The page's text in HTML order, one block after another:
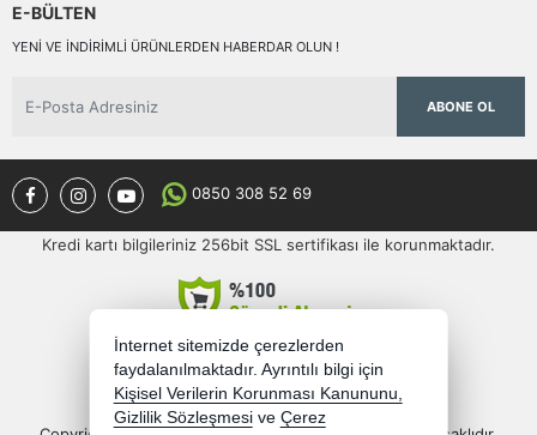
E-BÜLTEN
YENI VE INDIRIMLI ÜRÜNLERDEN HABERDAR OLUN !
ABONE OL
0850 308 52 69
Kredi kartı bilgileriniz 256bit SSL sertifikası ile korunmaktadır.
İnternet sitemizde çerezlerden
faydalanılmaktadır. Ayrıntılı bilgi için
Kişisel Verilerin Korunması Kanununu,
Gizlilik Sözleşmesi ve Çerez